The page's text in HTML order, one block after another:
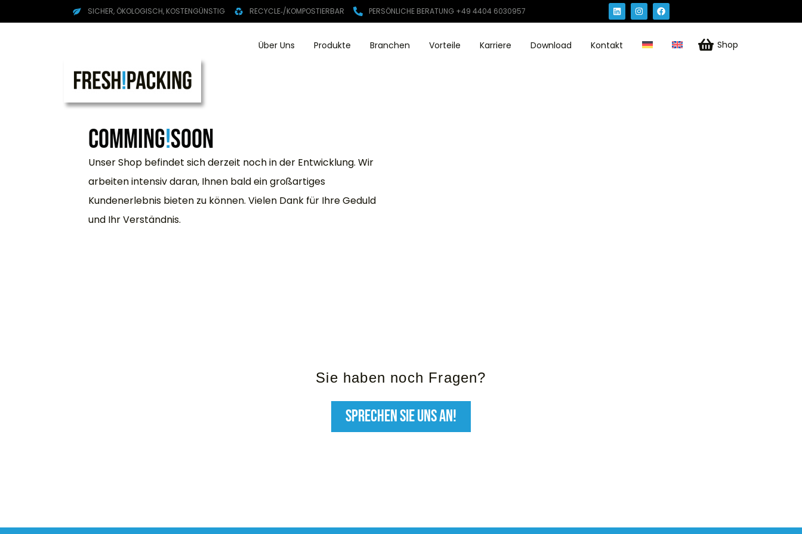
SICHER, ÖKOLOGISCH, KOSTENGÜNSTIG RECYCLE‑/KOMPOSTIERBAR PERSÖNLICHE BERATUNG +49 4404 6030957
Über Uns Produkte Branchen Vorteile Karriere Download Kontakt Shop
COMMING!SOON
Unser Shop befindet sich derzeit noch in der Entwicklung. Wir
arbeiten intensiv daran, Ihnen bald ein großartiges
Kundenerlebnis bieten zu können. Vielen Dank für Ihre Geduld
und Ihr Verständnis.
Sie haben noch Fragen?
SPRECHEN SIE UNS AN!